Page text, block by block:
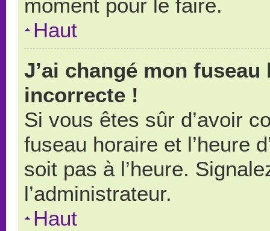
moment pour le faire.
Haut
J’ai changé mon
incorrecte !
Si vous êtes sûr d’avoir
fuseau horaire et l’heure
soit pas à l’heure.
l’administrateur.
Haut